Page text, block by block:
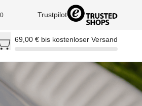
Trustpilot
Toggle minicart, Cart is empty
69,00 € bis kostenloser Versand